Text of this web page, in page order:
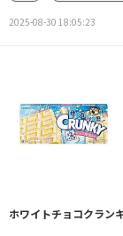
2025-08-30 18:05:23
ホワイトチョコクラン